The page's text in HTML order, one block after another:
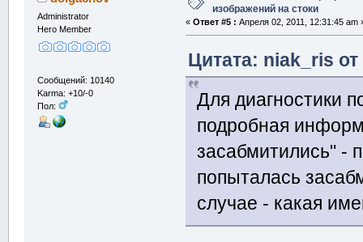
Administrator
Hero Member
Сообщений: 10140
Karma: +10/-0
Пол:
изображений на стоки
«Ответ #5 : Апреля 02, 2011, 12:31:45 am
Цитата: niak_ris
Для диагностики
подробная
засабмитились" -
попыталась
случае - какая